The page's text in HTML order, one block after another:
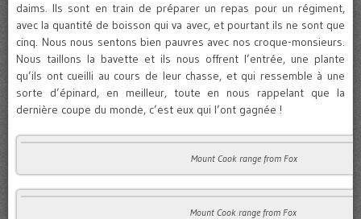
daims. Ils sont en train de préparer un repas pour un régiment,
avec la quantité de boisson qui va avec, et pourtant ils ne sont que
cinq. Nous nous sentons bien pauvres avec nos croque-monsieurs.
Nous taillons la bavette et ils nous offrent l’entrée, une plante
qu’ils ont cueilli au cours de leur chasse, et qui ressemble à une
sorte d’épinard, en meilleur, toute en nous rappelant que la
dernière coupe du monde, c’est eux qui l’ont gagnée !
Mount Cook range from Fox
Mount Cook range from Fox